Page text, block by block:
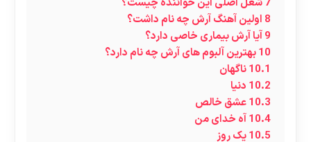
7شغل اصلی این خواننده چیست؟
8 اولین آهنگ آرش چه نام داشت؟
9آیا آرش بیماری خاصی دارد؟
10بهترین آلبوم های آرش چه نام دارد؟
10.1ناگهان
10.2 دنیا
10.3عشق خالص
10.4آه خدای من
10.5یک روز